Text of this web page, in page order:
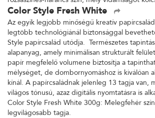
Color Style Fresh White
Az egyik legjobb minőségű kreatív
legtöbb technológiánál biztonsággal
Style papírcsalád utódja. Természetes
alapanyag, amely minimálisan strukturált
papír megfelelő volumene biztosítja a
mélységet, de dombornyomáshoz is kiválóan
kínál. A papírcsaládnak jelenleg 13 tagja van,
világos tónusú, azaz digitális nyomtatásra is
Color Style Fresh White 300g: Melegfehér
legvilágosabb tagja.